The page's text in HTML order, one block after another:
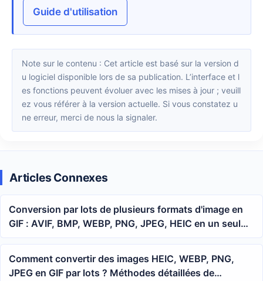
Guide d'utilisation
Note sur le contenu : Cet article est basé sur la version d
u logiciel disponible lors de sa publication. L’interface et l
es fonctions peuvent évoluer avec les mises à jour ; veuill
ez vous référer à la version actuelle. Si vous constatez u
ne erreur, merci de nous la signaler.
Articles Connexes
Conversion par lots de plusieurs formats d'image en
GIF : AVIF, BMP, WEBP, PNG, JPEG, HEIC en un seul
traitement
Comment convertir des images HEIC, WEBP, PNG,
JPEG en GIF par lots ? Méthodes détaillées de